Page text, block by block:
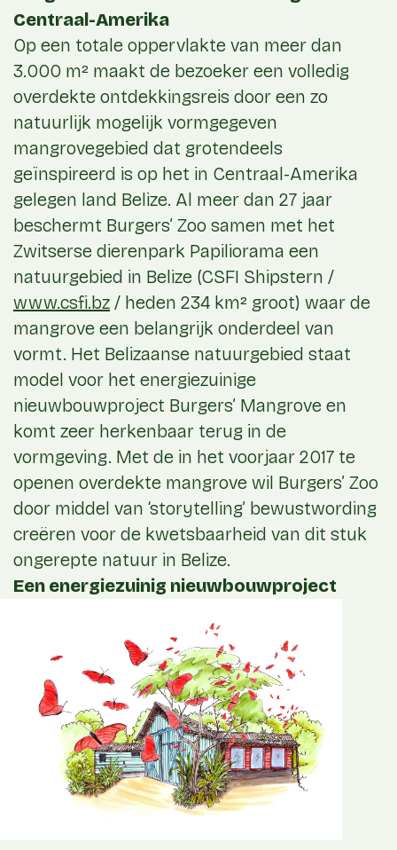
Centraal-Amerika
Op een totale oppervlakte van meer dan
3.000 m² maakt de bezoeker een volledig
overdekte ontdekkingsreis door een zo
natuurlijk mogelijk vormgegeven
mangrovegebied dat grotendeels
geïnspireerd is op het in Centraal-Amerika
gelegen land Belize. Al meer dan 27 jaar
beschermt Burgers’ Zoo samen met het
Zwitserse dierenpark Papiliorama een
natuurgebied in Belize (CSFI Shipstern /
www.csfi.bz / heden 234 km² groot) waar de
mangrove een belangrijk onderdeel van
vormt. Het Belizaanse natuurgebied staat
model voor het energiezuinige
nieuwbouwproject Burgers’ Mangrove en
komt zeer herkenbaar terug in de
vormgeving. Met de in het voorjaar 2017 te
openen overdekte mangrove wil Burgers’ Zoo
door middel van ‘storytelling’ bewustwording
creëren voor de kwetsbaarheid van dit stuk
ongerepte natuur in Belize.
Een energiezuinig nieuwbouwproject